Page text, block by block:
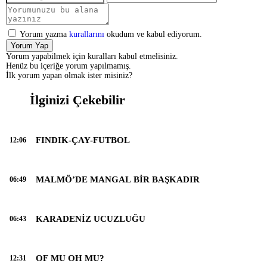
Yorum yazma kurallarını okudum ve kabul ediyorum.
Yorum Yap
Yorum yapabilmek için kuralları kabul etmelisiniz.
Henüz bu içeriğe yorum yapılmamış.
İlk yorum yapan olmak ister misiniz?
İlginizi Çekebilir
FINDIK-ÇAY-FUTBOL
12:06
MALMÖ’DE MANGAL BİR BAŞKADIR
06:49
KARADENİZ UCUZLUĞU
06:43
OF MU OH MU?
12:31